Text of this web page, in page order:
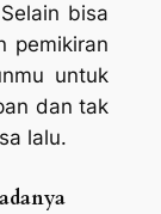
bisa
pemikiran
untuk
dan tak
lalu.